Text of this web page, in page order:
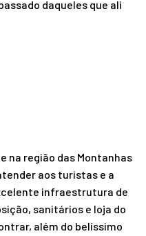
daqueles que ali
na região das Montanhas
aos turistas e a
infraestrutura de
sanitários e loja do
além do belíssimo